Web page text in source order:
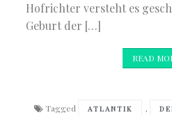
Hofrichter versteht es
Geburt der […]
READ
Tagged ATLANTIK ,